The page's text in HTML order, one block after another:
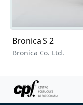
Bronica S 2
Bronica Co. Ltd.